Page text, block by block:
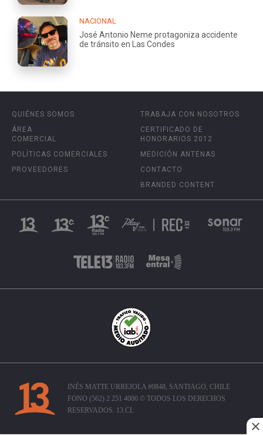
NACIONAL
José Antonio Neme protagoniza accidente
de tránsito en Las Condes
QUIÉNES SOMOS
ÁREA
COMERCIAL
POLÍTICAS COMERCIALES
PROVEEDORES
TRABAJA CON NOSOTROS
CERTIFICADO DE
HONORARIOS 2012
MEDICIÓN ANTENAS
CONTACTO
BRANDED CONTENT
INÉS MATTE URREJOLA #0848, SANTIAGO, CHILE
FONO (562) 2 251 4000 © TODOS LOS DERECHOS
RESERVADOS. 13.CL